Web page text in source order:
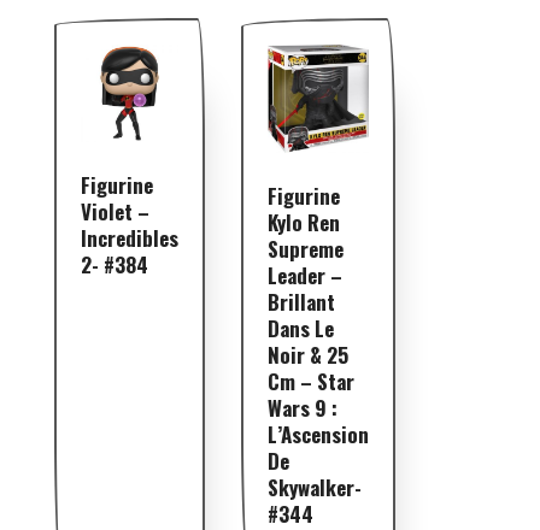
Figurine
Violet –
Incredibles
2- #384
Figurine
Kylo Ren
Supreme
Leader –
Brillant
Dans Le
Noir & 25
Cm – Star
Wars 9 :
L’Ascension
De
Skywalker-
#344